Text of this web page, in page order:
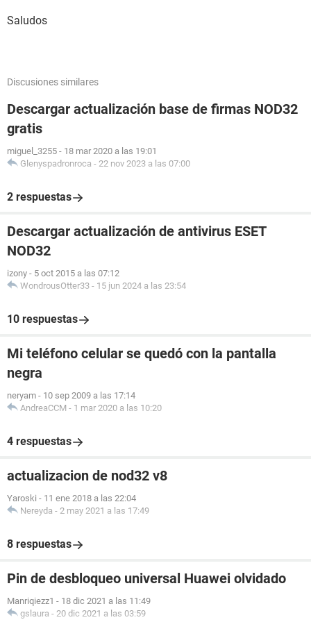
Saludos
Discusiones similares
Descargar actualización base de firmas NOD32
gratis
miguel_3255 - 18 mar 2020 a las 19:01
Glenyspadronroca - 22 nov 2023 a las 07:00
2 respuestas
Descargar actualización de antivirus ESET
NOD32
izony - 5 oct 2015 a las 07:12
WondrousOtter33 - 15 jun 2024 a las 23:54
10 respuestas
Mi teléfono celular se quedó con la pantalla
negra
neryam - 10 sep 2009 a las 17:14
AndreaCCM - 1 mar 2020 a las 10:20
4 respuestas
actualizacion de nod32 v8
Yaroski - 11 ene 2018 a las 22:04
Nereyda - 2 may 2021 a las 17:49
8 respuestas
Pin de desbloqueo universal Huawei olvidado
Manriqiezz1 - 18 dic 2021 a las 11:49
gslaura - 20 dic 2021 a las 03:59